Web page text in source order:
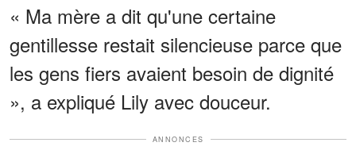
« Ma mère a dit qu'une certaine
gentillesse restait silencieuse parce que
les gens fiers avaient besoin de dignité
», a expliqué Lily avec douceur.
ANNONCES